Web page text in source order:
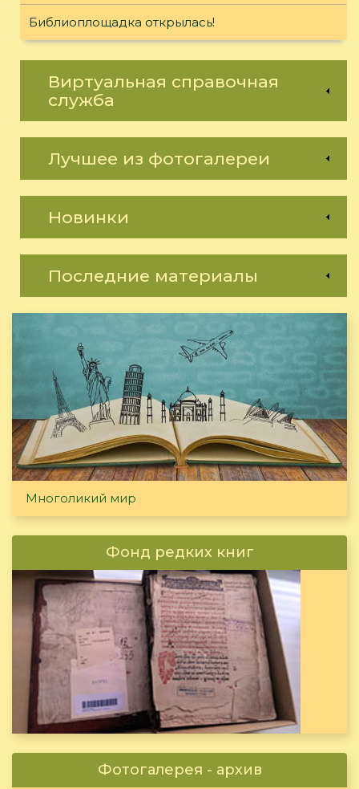
Библиоплощадка открылась!
Виртуальная справочная
служба
Лучшее из фотогалереи
Новинки
Последние материалы
Многоликий мир
Фонд редких книг
Фотогалерея - архив